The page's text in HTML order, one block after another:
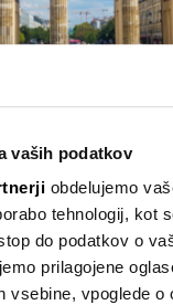
vaših podatkov
obdelujemo
tehnologij, kot
do podatkov o
prilagojene
vsebine, vpoglede o
Merza lahko
Berlinu in
volitve, ki